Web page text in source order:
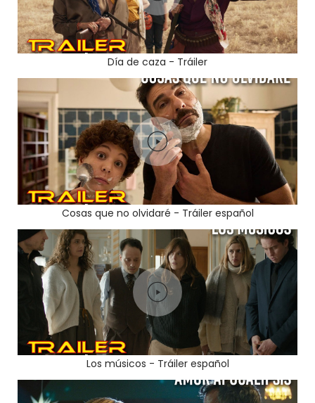
Día de caza - Tráiler
Cosas que no olvidaré - Tráiler español
Los músicos - Tráiler español